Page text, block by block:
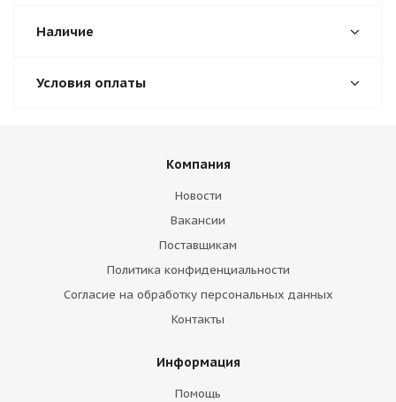
Наличие
Условия оплаты
Компания
Новости
Вакансии
Поставщикам
Политика конфиденциальности
Согласие на обработку персональных данных
Контакты
Информация
Помощь